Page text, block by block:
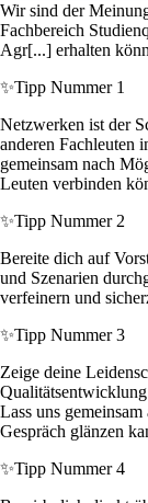
Wir sind der
Fachbereich
Agr[...] erhalten
✨Tipp Nummer 1
Netzwerken ist der
anderen Fachleuten
gemeinsam nach
Leuten verbinden
✨Tipp Nummer 2
Bereite dich auf
und Szenarien
verfeinern und
✨Tipp Nummer 3
Zeige deine
Lass uns
Gespräch glänzen
✨Tipp Nummer 4